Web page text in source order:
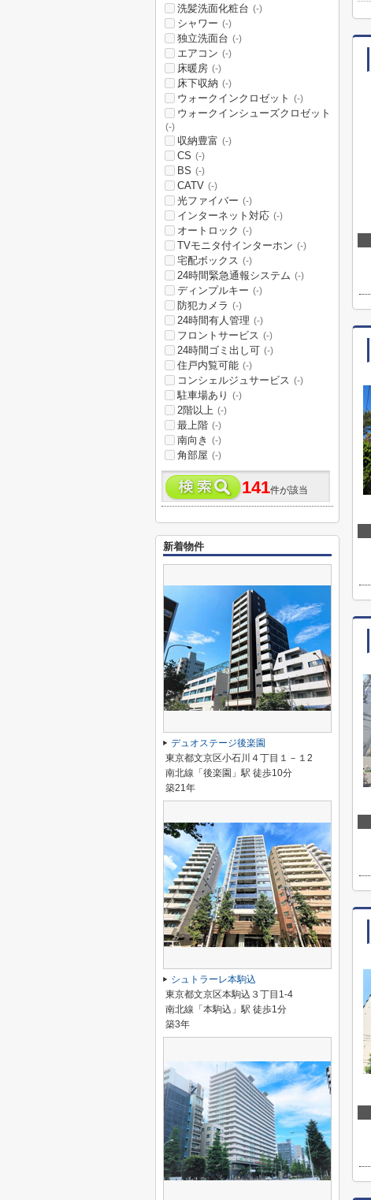
洗髪洗面化粧台 (-)
シャワー (-)
独立洗面台 (-)
エアコン (-)
床暖房 (-)
床下収納 (-)
ウォークインクロゼット (-)
ウォークインシューズクロゼット
(-)
収納豊富 (-)
CS (-)
BS (-)
CATV (-)
光ファイバー (-)
インターネット対応 (-)
オートロック (-)
TVモニタ付インターホン (-)
宅配ボックス (-)
24時間緊急通報システム (-)
ディンプルキー (-)
防犯カメラ (-)
24時間有人管理 (-)
フロントサービス (-)
24時間ゴミ出し可 (-)
住戸内覧可能 (-)
コンシェルジュサービス (-)
駐車場あり (-)
2階以上 (-)
最上階 (-)
南向き (-)
角部屋 (-)
141件が該当
新着物件
デュオステージ後楽園
東京都文京区小石川４丁目１－１2
南北線「後楽園」駅 徒歩10分
築21年
シュトラーレ本駒込
東京都文京区本駒込３丁目1-4
南北線「本駒込」駅 徒歩1分
築3年